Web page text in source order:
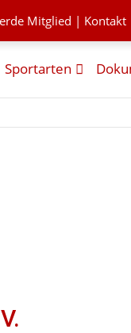
Mitglied | Kontakt
Sportarten